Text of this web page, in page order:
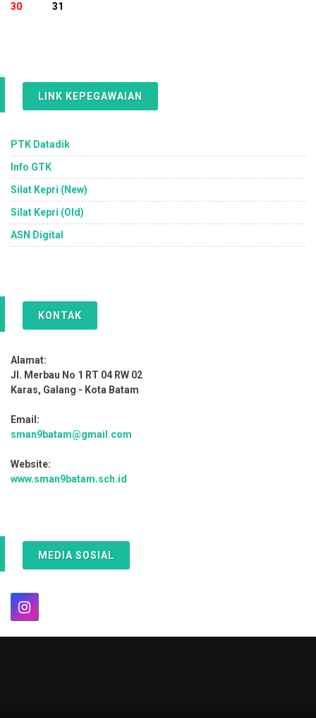
30 31
LINK KEPEGAWAIAN
PTK Datadik
Info GTK
Silat Kepri (New)
Silat Kepri (Old)
ASN Digital
KONTAK
Alamat:
Jl. Merbau No 1 RT 04 RW 02
Karas, Galang - Kota Batam
Email:
sman9batam@gmail.com
Website:
www.sman9batam.sch.id
MEDIA SOSIAL